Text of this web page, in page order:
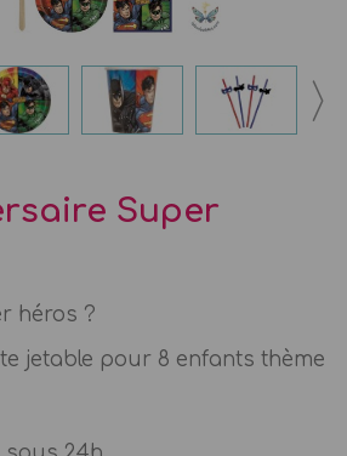
Super
héros ?
jetable pour 8 enfants thème